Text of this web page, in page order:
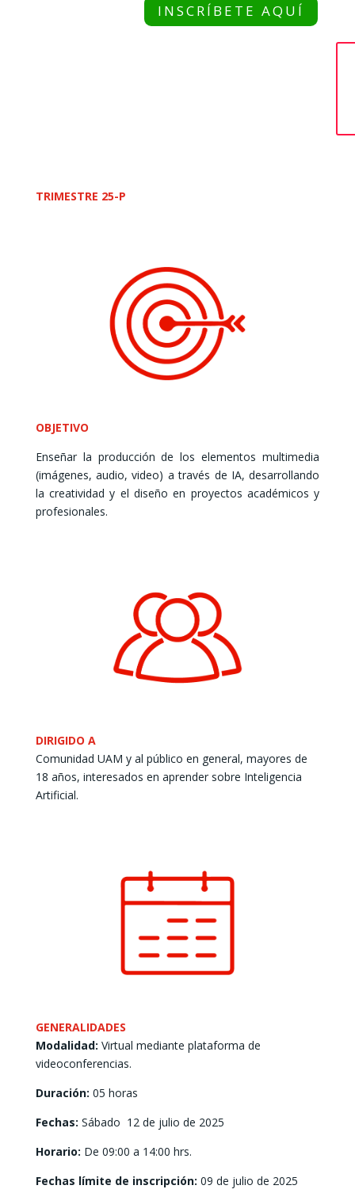
INSCRÍBETE AQUÍ
TRIMESTRE 25-P
OBJETIVO
Enseñar la producción de los elementos multimedia
(imágenes, audio, video) a través de IA, desarrollando
la creatividad y el diseño en proyectos académicos y
profesionales.
DIRIGIDO A
Comunidad UAM y al público en general, mayores de
18 años, interesados en aprender sobre Inteligencia
Artificial.
GENERALIDADES
Modalidad: Virtual mediante plataforma de
videoconferencias.
Duración: 05 horas
Fechas: Sábado 12 de julio de 2025
Horario: De 09:00 a 14:00 hrs.
Fechas límite de inscripción: 09 de julio de 2025